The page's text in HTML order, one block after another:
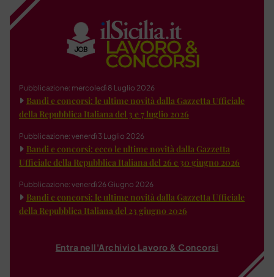
Pubblicazione: mercoledì 8 Luglio 2026
Bandi e concorsi: le ultime novità dalla Gazzetta Ufficiale
della Repubblica Italiana del 3 e 7 luglio 2026
Pubblicazione: venerdì 3 Luglio 2026
Bandi e concorsi: ecco le ultime novità dalla Gazzetta
Ufficiale della Repubblica Italiana del 26 e 30 giugno 2026
Pubblicazione: venerdì 26 Giugno 2026
Bandi e concorsi: le ultime novità dalla Gazzetta Ufficiale
della Repubblica Italiana del 23 giugno 2026
Entra nell'Archivio Lavoro & Concorsi